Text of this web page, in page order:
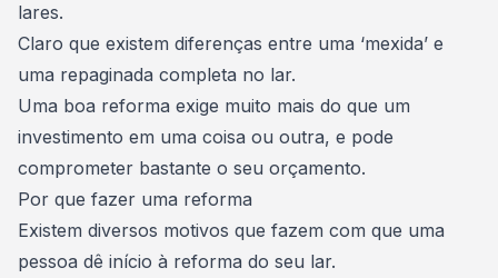
lares.
Claro que existem diferenças entre uma ‘mexida’ e
uma repaginada completa no lar.
Uma boa reforma exige muito mais do que um
investimento em uma coisa ou outra, e pode
comprometer bastante o seu orçamento.
Por que fazer uma reforma
Existem diversos motivos que fazem com que uma
pessoa dê início à reforma do seu lar.